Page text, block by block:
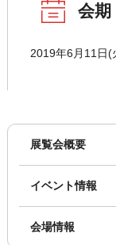
会期
2019年6月11日(
展覧会概要
イベント情報
会場情報